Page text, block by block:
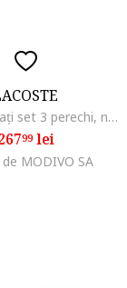
Boxeri bărbați set 3 perechi, negru, Negru
99lei
MODIVO SA